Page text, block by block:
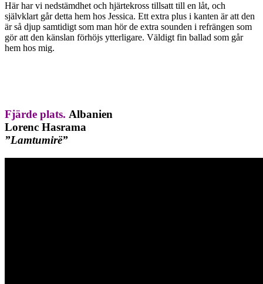
Här har vi nedstämdhet och hjärtekross tillsatt till en låt, och
självklart går detta hem hos Jessica. Ett extra plus i kanten är att den
är så djup samtidigt som man hör de extra sounden i refrängen som
gör att den känslan förhöjs ytterligare. Väldigt fin ballad som går
hem hos mig.
Fjärde plats. Albanien
Lorenc Hasrama
”Lamtumirë”